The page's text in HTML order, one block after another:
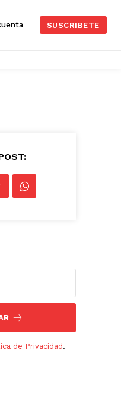
SUSCRIBETE
de Privacidad .